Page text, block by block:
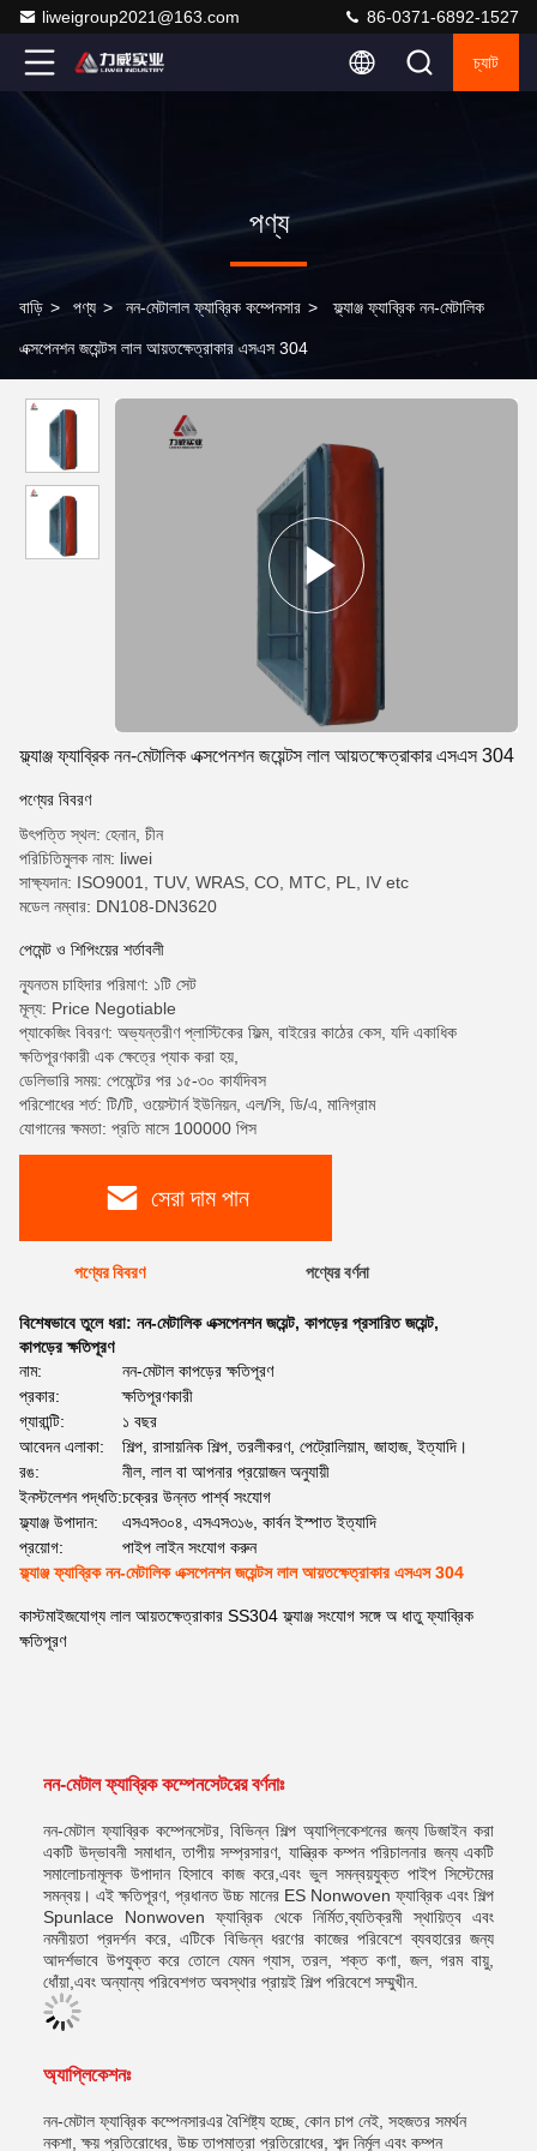
liweigroup2021@163.com 86-0371-6892-1527
চ্যাট
পণ্য
বাড়ি > পণ্য > নন-মেটালাল ফ্যাব্রিক কম্পেনসার > ফ্ল্যাঞ্জ ফ্যাব্রিক নন-মেটালিক
এক্সপেনশন জয়েন্টস লাল আয়তক্ষেত্রাকার এসএস 304
ফ্ল্যাঞ্জ ফ্যাব্রিক নন-মেটালিক এক্সপেনশন জয়েন্টস লাল আয়তক্ষেত্রাকার এসএস 304
পণ্যের বিবরণ
উৎপত্তি স্থল: হেনান, চীন
পরিচিতিমুলক নাম: liwei
সাক্ষ্যদান: ISO9001, TUV, WRAS, CO, MTC, PL, IV etc
মডেল নম্বার: DN108-DN3620
পেমেন্ট ও শিপিংয়ের শর্তাবলী
ন্যূনতম চাহিদার পরিমাণ: ১টি সেট
মূল্য: Price Negotiable
প্যাকেজিং বিবরণ: অভ্যন্তরীণ প্লাস্টিকের ফিল্ম, বাইরের কাঠের কেস, যদি একাধিক
ক্ষতিপূরণকারী এক ক্ষেত্রে প্যাক করা হয়,
ডেলিভারি সময়: পেমেন্টের পর ১৫-৩০ কার্যদিবস
পরিশোধের শর্ত: টি/টি, ওয়েস্টার্ন ইউনিয়ন, এল/সি, ডি/এ, মানিগ্রাম
যোগানের ক্ষমতা: প্রতি মাসে 100000 পিস
সেরা দাম পান
পণ্যের বিবরণ পণ্যের বর্ণনা
বিশেষভাবে তুলে ধরা: নন-মেটালিক এক্সপেনশন জয়েন্ট, কাপড়ের প্রসারিত জয়েন্ট,
কাপড়ের ক্ষতিপূরণ
নাম:
নন-মেটাল কাপড়ের ক্ষতিপূরণ
প্রকার:
ক্ষতিপূরণকারী
গ্যারান্টি:
১ বছর
আবেদন এলাকা:
শিল্প, রাসায়নিক শিল্প, তরলীকরণ, পেট্রোলিয়াম, জাহাজ, ইত্যাদি।
রঙ:
নীল, লাল বা আপনার প্রয়োজন অনুযায়ী
ইনস্টলেশন পদ্ধতি:চক্রের উন্নত পার্শ্ব সংযোগ
ফ্ল্যাঞ্জ উপাদান:
এসএস৩০৪, এসএস৩১৬, কার্বন ইস্পাত ইত্যাদি
প্রয়োগ:
পাইপ লাইন সংযোগ করুন
ফ্ল্যাঞ্জ ফ্যাব্রিক নন-মেটালিক এক্সপেনশন জয়েন্টস লাল আয়তক্ষেত্রাকার এসএস 304
কাস্টমাইজযোগ্য লাল আয়তক্ষেত্রাকার SS304 ফ্ল্যাঞ্জ সংযোগ সঙ্গে অ ধাতু ফ্যাব্রিক
ক্ষতিপূরণ
নন-মেটাল ফ্যাব্রিক কম্পেনসেটরের বর্ণনাঃ
নন-মেটাল ফ্যাব্রিক কম্পেনসেটর, বিভিন্ন শিল্প অ্যাপ্লিকেশনের জন্য ডিজাইন করা
একটি উদ্ভাবনী সমাধান, তাপীয় সম্প্রসারণ, যান্ত্রিক কম্পন পরিচালনার জন্য একটি
সমালোচনামূলক উপাদান হিসাবে কাজ করে,এবং ভুল সমন্বয়যুক্ত পাইপ সিস্টেমের
সমন্বয়। এই ক্ষতিপূরণ, প্রধানত উচ্চ মানের ES Nonwoven ফ্যাব্রিক এবং শিল্প
Spunlace Nonwoven ফ্যাব্রিক থেকে নির্মিত,ব্যতিক্রমী স্থায়িত্ব এবং
নমনীয়তা প্রদর্শন করে, এটিকে বিভিন্ন ধরণের কাজের পরিবেশে ব্যবহারের জন্য
আদর্শভাবে উপযুক্ত করে তোলে যেমন গ্যাস, তরল, শক্ত কণা, জল, গরম বায়ু,
ধোঁয়া,এবং অন্যান্য পরিবেশগত অবস্থার প্রায়ই শিল্প পরিবেশে সম্মুখীন.
অ্যাপ্লিকেশনঃ
নন-মেটাল ফ্যাব্রিক কম্পেনসারএর বৈশিষ্ট্য হচ্ছে, কোন চাপ নেই, সহজতর সমর্থন
নকশা, ক্ষয় প্রতিরোধের, উচ্চ তাপমাত্রা প্রতিরোধের, শব্দ নির্মূল এবং কম্পন